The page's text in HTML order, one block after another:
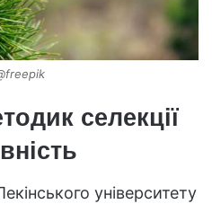
селекції
університету